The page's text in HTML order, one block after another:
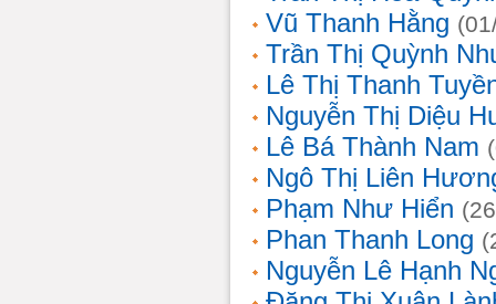
Vũ Thanh Hằng
Trần Thị Quỳnh
Lê Thị Thanh
Nguyễn Thị Diệu
Lê Bá Thành Nam
Ngô Thị Liên
Phạm Như Hiển
Phan Thanh Long
Nguyễn Lê Hạnh